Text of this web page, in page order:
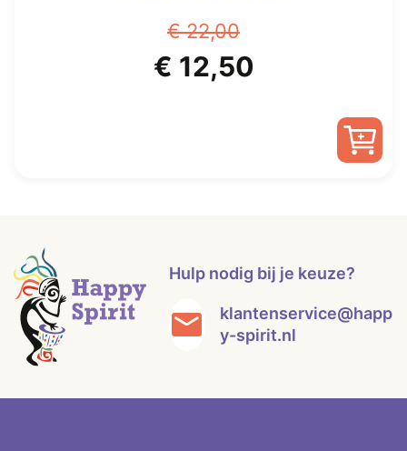
€22,00
Oorspronkelijke
€ 12,50
Hulp nodig bij je keuze?
klantenservice@happ
y-spirit.nl